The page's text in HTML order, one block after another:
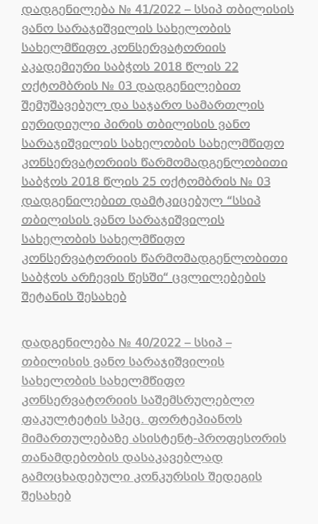
დადგენილება № 41/2022 – სსიპ თბილისის
ვანო სარაჯიშვილის სახელობის
სახელმწიფო კონსერვატორიის
აკადემიური საბჭოს 2018 წლის 22
ოქტომბრის № 03 დადგენილებით
შემუშავებულ და საჯარო სამართლის
იურიდიული პირის თბილისის ვანო
სარაჯიშვილის სახელობის სახელმწიფო
კონსერვატორიის წარმომადგენლობითი
საბჭოს 2018 წლის 25 ოქტომბრის № 03
დადგენილებით დამტკიცებულ “სსიპ
თბილისის ვანო სარაჯიშვილის
სახელობის სახელმწიფო
კონსერვატორიის წარმომადგენლობითი
საბჭოს არჩევის წესში“ ცვლილებების
შეტანის შესახებ
დადგენილება № 40/2022 – სსიპ –
თბილისის ვანო სარაჯიშვილის
სახელობისსახელმწიფო
კონსერვატორიის საშემსრულებლო
ფაკულტეტის სპეც. ფორტეპიანოს
მიმართულებაზე ასისტენტ-პროფესორის
თანამდებობის დასაკავებლად
გამოცხადებული კონკურსის შედეგის
შესახებ